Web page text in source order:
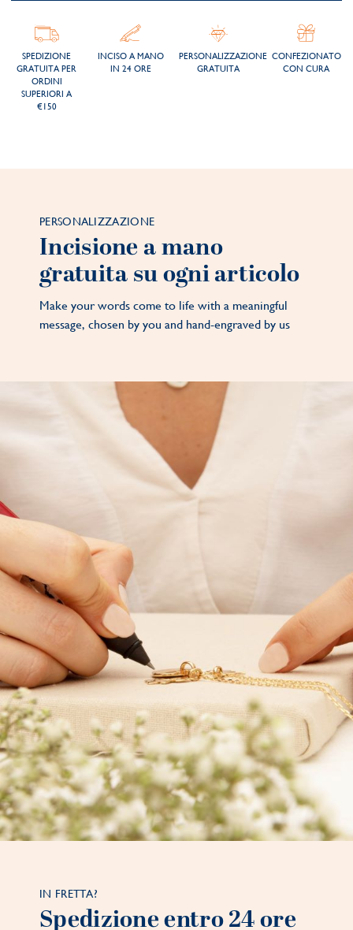
SPEDIZIONE
GRATUITA PER
ORDINI
SUPERIORI A
€150
INCISO A MANO
IN 24 ORE
PERSONALIZZAZIONE
GRATUITA
CONFEZIONATO
CON CURA
PERSONALIZZAZIONE
Incisione a mano
gratuita su ogni articolo
Make your words come to life with a meaningful
message, chosen by you and hand-engraved by us
IN FRETTA?
Spedizione entro 24 ore